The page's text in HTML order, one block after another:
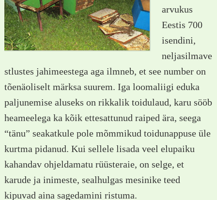
arvukus
Eestis 700
isendini,
neljasilmave
stlustes jahimeestega aga ilmneb, et see number on
tõenäoliselt märksa suurem. Iga loomaliigi eduka
paljunemise aluseks on rikkalik toidulaud, karu sööb
heameelega ka kõik ettesattunud raiped ära, seega
“tänu” seakatkule pole mõmmikud toidunappuse üle
kurtma pidanud. Kui sellele lisada veel elupaiku
kahandav ohjeldamatu rüüsteraie, on selge, et
karude ja inimeste, sealhulgas mesinike teed
kipuvad aina sagedamini ristuma.